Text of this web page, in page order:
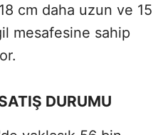
cm daha uzun ve 15
mesafesine sahip
DURUMU